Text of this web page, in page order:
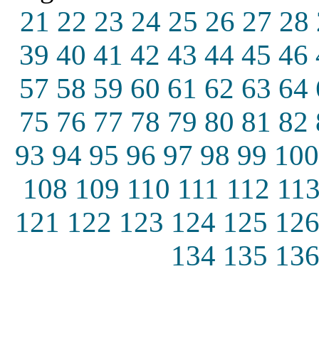
21 22 23 24 25 26 27 28
39 40 41 42 43 44 45 46
57 58 59 60 61 62 63 64
75 76 77 78 79 80 81 82
93 94 95 96 97 98 99 100
108 109 110 111 112
121 122 123 124 125 126
134 135 136